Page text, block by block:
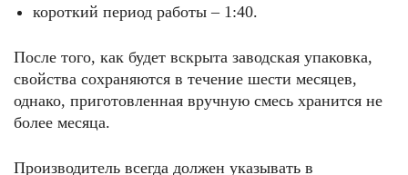
короткий период работы – 1:40.
После того, как будет вскрыта заводская упаковка,
свойства сохраняются в течение шести месяцев,
однако, приготовленная вручную смесь хранится не
более месяца.
Производитель всегда должен указывать в